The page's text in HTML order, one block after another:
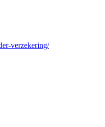
verzekering/